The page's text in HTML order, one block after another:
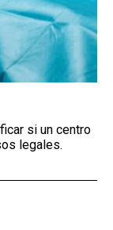
si un centro
legales.